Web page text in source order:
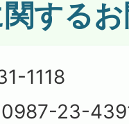
する
1118
23-